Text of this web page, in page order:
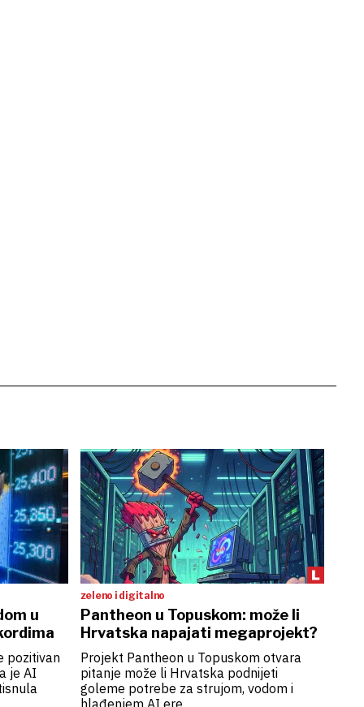
u
pozitivan
je AI
zeleno i digitalno
Pantheon u Topuskom: može li
Hrvatska napajati megaprojekt?
Projekt Pantheon u Topuskom otvara
pitanje može li Hrvatska podnijeti
goleme potrebe za strujom, vodom i
hlađenjem AI ere